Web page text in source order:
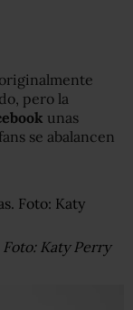
pero la
unas
se abalancen
Katy Perry